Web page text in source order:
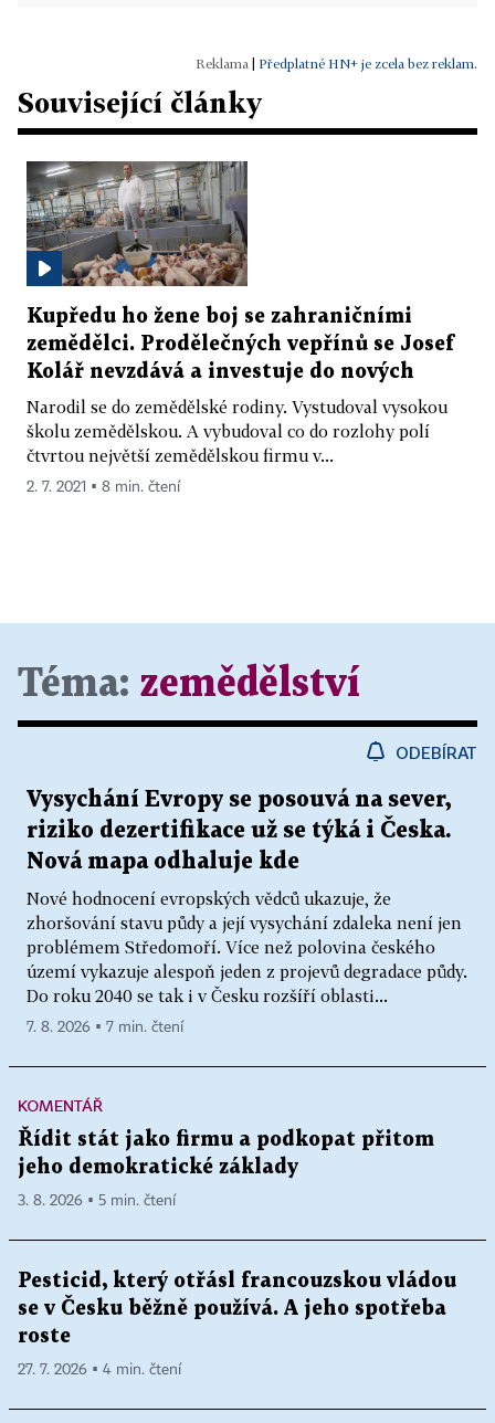
Předplatné HN+ je zcela bez reklam.
Související články
Kupředu ho žene boj se zahraničními
zemědělci. Prodělečných vepřínů se Josef
Kolář nevzdává a investuje do nových
Narodil se do zemědělské rodiny. Vystudoval vysokou
školu zemědělskou. A vybudoval co do rozlohy polí
čtvrtou největší zemědělskou firmu v...
2. 7. 2021 ▪ 8 min. čtení
Téma: zemědělství
ODEBÍRAT
Vysychání Evropy se posouvá na sever,
riziko dezertifikace už se týká i Česka.
Nová mapa odhaluje kde
Nové hodnocení evropských vědců ukazuje, že
zhoršování stavu půdy a její vysychání zdaleka není jen
problémem Středomoří. Více než polovina českého
území vykazuje alespoň jeden z projevů degradace půdy.
Do roku 2040 se tak i v Česku rozšíří oblasti...
7. 8. 2026 ▪ 7 min. čtení
KOMENTÁŘ
Řídit stát jako firmu a podkopat přitom
jeho demokratické základy
3. 8. 2026 ▪ 5 min. čtení
Pesticid, který otřásl francouzskou vládou
se v Česku běžně používá. A jeho spotřeba
roste
27. 7. 2026 ▪ 4 min. čtení